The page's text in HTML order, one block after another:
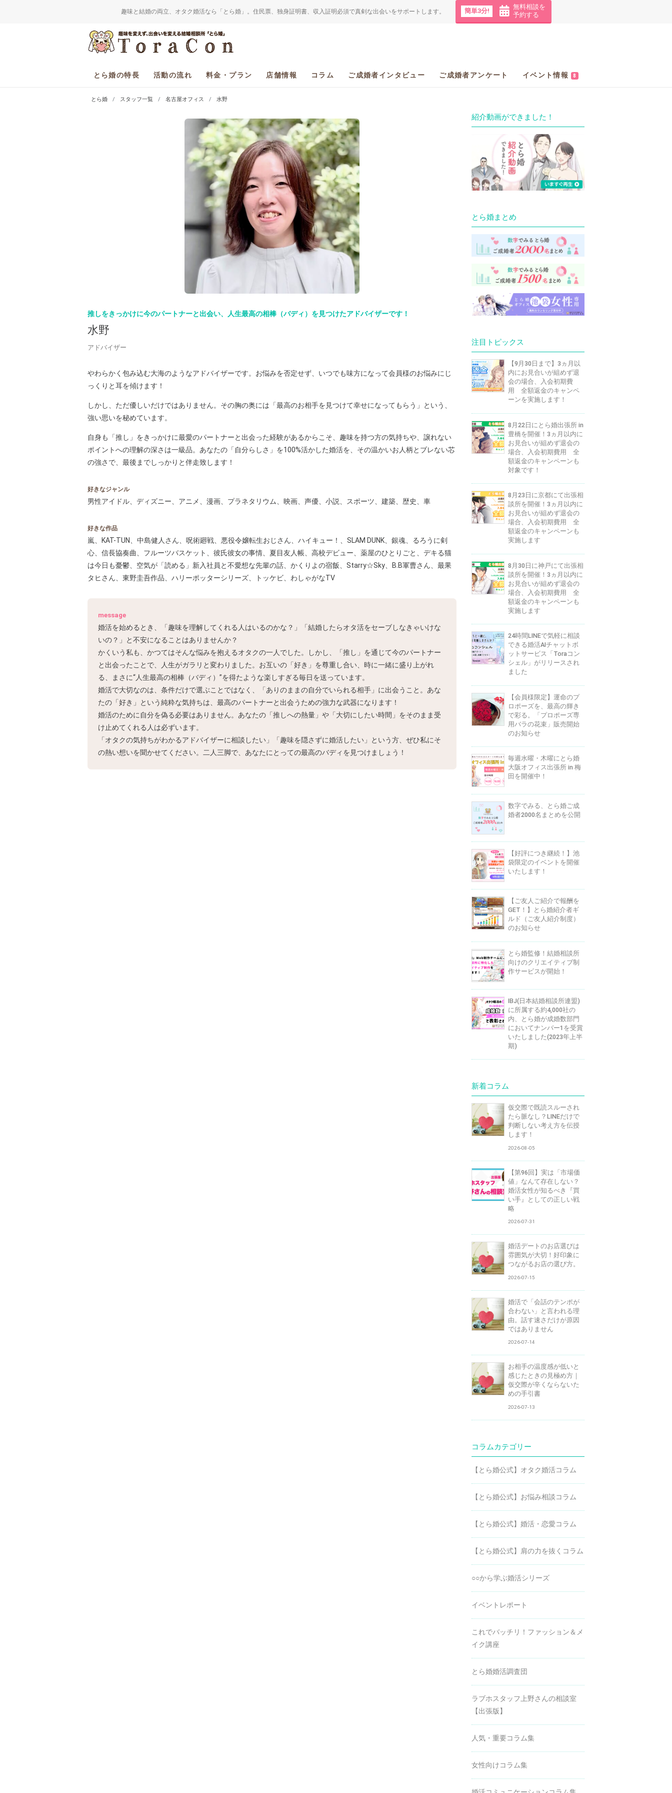
趣味と結婚の両立、オタク婚活なら「とら婚」。住民票、独身証明書、収入証明必須で真剣な出会いをサポートします。 簡単3分!
無料相談を
予約する
とら婚の特長 活動の流れ 料金・プラン 店舗情報 コラム ご成婚者インタビュー ご成婚者アンケート イベント情報 8
とら婚 スタッフ一覧 名古屋オフィス 水野
推しをきっかけに今のパートナーと出会い、人生最高の相棒（バディ）を見つけたアドバイザーです！
水野
アドバイザー
やわらかく包み込む大海のようなアドバイザーです。お悩みを否定せず、いつでも味方になって会員様のお悩みにじ
っくりと耳を傾けます！
しかし、ただ優しいだけではありません。その胸の奥には「最高のお相手を見つけて幸せになってもらう」という、
強い思いを秘めています。
自身も「推し」をきっかけに最愛のパートナーと出会った経験があるからこそ、趣味を持つ方の気持ちや、譲れない
ポイントへの理解の深さは一級品。あなたの「自分らしさ」を100%活かした婚活を、その温かいお人柄とブレない芯
の強さで、最後までしっかりと伴走致します！
好きなジャンル
男性アイドル、ディズニー、アニメ、漫画、プラネタリウム、映画、声優、小説、スポーツ、建築、歴史、車
好きな作品
嵐、KAT-TUN、中島健人さん、呪術廻戦、悪役令嬢転生おじさん、ハイキュー！、SLAM DUNK、銀魂、るろうに剣
心、信長協奏曲、フルーツバスケット、彼氏彼女の事情、夏目友人帳、高校デビュー、薬屋のひとりごと、デキる猫
は今日も憂鬱、空気が「読める」新入社員と不愛想な先輩の話、かくりよの宿飯、Starry☆Sky、B.B軍曹さん、最果
タヒさん、東野圭吾作品、ハリーポッターシリーズ、トッケビ、わしゃがなTV
message
婚活を始めるとき、「趣味を理解してくれる人はいるのかな？」「結婚したらオタ活をセーブしなきゃいけな
いの？」と不安になることはありませんか？
かくいう私も、かつてはそんな悩みを抱えるオタクの一人でした。しかし、「推し」を通じて今のパートナー
と出会ったことで、人生がガラリと変わりました。お互いの「好き」を尊重し合い、時に一緒に盛り上がれ
る、まさに“人生最高の相棒（バディ）”を得たような楽しすぎる毎日を送っています。
婚活で大切なのは、条件だけで選ぶことではなく、「ありのままの自分でいられる相手」に出会うこと。あな
たの「好き」という純粋な気持ちは、最高のパートナーと出会うための強力な武器になります！
婚活のために自分を偽る必要はありません。あなたの「推しへの熱量」や「大切にしたい時間」をそのまま受
け止めてくれる人は必ずいます。
「オタクの気持ちがわかるアドバイザーに相談したい」「趣味を隠さずに婚活したい」という方、ぜひ私にそ
の熱い想いを聞かせてください。二人三脚で、あなたにとっての最高のバディを見つけましょう！
紹介動画ができました！
とら婚まとめ
注目トピックス
【9月30日まで】3ヵ月以
内にお見合いが組めず退
会の場合、入会初期費
用 全額返金のキャンペ
ーンを実施します！
8月22日にとら婚出張所 in
豊橋を開催！3ヵ月以内に
お見合いが組めず退会の
場合、入会初期費用 全
額返金のキャンペーンも
対象です！
8月23日に京都にて出張相
談所を開催！3ヵ月以内に
お見合いが組めず退会の
場合、入会初期費用 全
額返金のキャンペーンも
実施します
8月30日に神戸にて出張相
談所を開催！3ヵ月以内に
お見合いが組めず退会の
場合、入会初期費用 全
額返金のキャンペーンも
実施します
24時間LINEで気軽に相談
できる婚活AIチャットボ
ットサービス「Toraコン
シェル」がリリースされ
ました
【会員様限定】運命のプ
ロポーズを、最高の輝き
で彩る。「プロポーズ専
用バラの花束」販売開始
のお知らせ
毎週水曜・木曜にとら婚
大阪オフィス出張所 in 梅
田を開催中！
数字でみる、とら婚ご成
婚者2000名まとめを公開
【好評につき継続！】池
袋限定のイベントを開催
いたします！
【ご友人ご紹介で報酬を
GET！】とら婚紹介者ギ
ルド（ご友人紹介制度）
のお知らせ
とら婚監修！結婚相談所
向けのクリエイティブ制
作サービスが開始！
IBJ(日本結婚相談所連盟)
に所属する約4,000社の
内、とら婚が成婚数部門
においてナンバー1を受賞
いたしました(2023年上半
期)
新着コラム
仮交際で既読スルーされ
たら脈なし？LINEだけで
判断しない考え方を伝授
します！
2026-08-05
【第96回】実は「市場価
値」なんて存在しない？
婚活女性が知るべき『買
い手』としての正しい戦
略
2026-07-31
婚活デートのお店選びは
雰囲気が大切！好印象に
つながるお店の選び方。
2026-07-15
婚活で「会話のテンポが
合わない」と言われる理
由。話す速さだけが原因
ではありません
2026-07-14
お相手の温度感が低いと
感じたときの見極め方｜
仮交際が辛くならないた
めの手引書
2026-07-13
コラムカテゴリー
【とら婚公式】オタク婚活コラム
【とら婚公式】お悩み相談コラム
【とら婚公式】婚活・恋愛コラム
【とら婚公式】肩の力を抜くコラム
○○から学ぶ婚活シリーズ
イベントレポート
これでバッチリ！ファッション＆メ
イク講座
とら婚婚活調査団
ラブホスタッフ上野さんの相談室
【出張版】
人気・重要コラム集
女性向けコラム集